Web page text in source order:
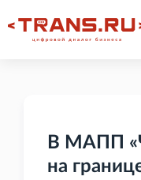
В МАПП
на